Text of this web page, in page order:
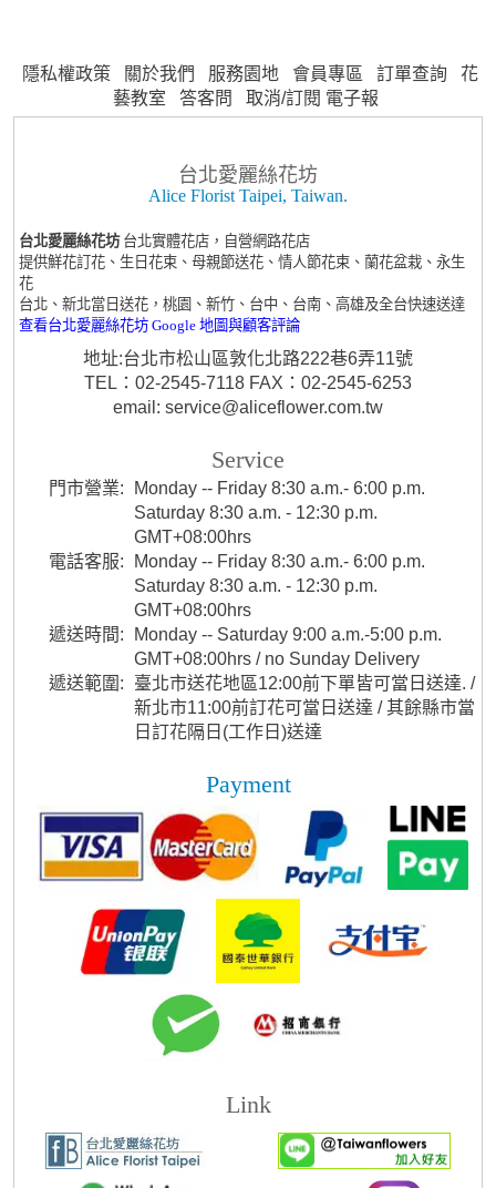
隱私權政策 關於我們 服務園地 會員專區 訂單查詢
花
藝教室
答客問 取消/訂閱 電子報
台北愛麗絲花坊
Alice Florist Taipei, Taiwan.
台北愛麗絲花坊 台北實體花店，自營網路花店
提供鮮花訂花、生日花束、母親節送花、情人節花束、蘭花盆栽、永生
花
台北、新北當日送花，桃園、新竹、台中、台南、高雄及全台快速送達
查看台北愛麗絲花坊 Google 地圖與顧客評論
地址:台北市松山區敦化北路222巷6弄11號
TEL：02-2545-7118 FAX：02-2545-6253
email: service@aliceflower.com.tw
Service
門市營業:
Monday -- Friday 8:30 a.m.- 6:00 p.m.
Saturday 8:30 a.m. - 12:30 p.m.
GMT+08:00hrs
電話客服:
Monday -- Friday 8:30 a.m.- 6:00 p.m.
Saturday 8:30 a.m. - 12:30 p.m.
GMT+08:00hrs
遞送時間:
Monday -- Saturday 9:00 a.m.-5:00 p.m.
GMT+08:00hrs / no Sunday Delivery
遞送範圍:
臺北市送花地區12:00前下單皆可當日送達. /
新北市11:00前訂花可當日送達 / 其餘縣市當
日訂花隔日(工作日)送達
Payment
Link